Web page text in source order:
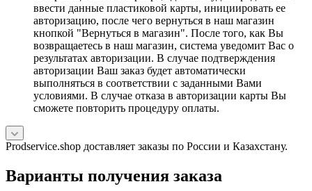
ввести данные пластиковой карты, инициировать ее
авторизацию, после чего вернуться в наш магазин
кнопкой "Вернуться в магазин". После того, как Вы
возвращаетесь в наш магазин, система уведомит Вас о
результатах авторизации. В случае подтверждения
авторизации Ваш заказ будет автоматически
выполняться в соответствии с заданными Вами
условиями. В случае отказа в авторизации карты Вы
сможете повторить процедуру оплаты.
Prodservice.shop доставляет заказы по России и Казахстану.
Варианты получения заказа